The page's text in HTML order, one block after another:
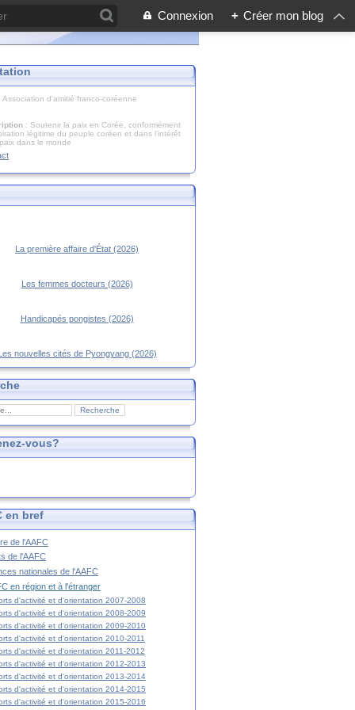
Connexion + Créer mon blog
Association d'amitié franco-coréenne
: Soutenir la paix en Corée, conformément
légitime du peuple coréen et dans l’intérêt
dans le monde
La première affaire d'État (2026)
Les femmes docteurs (2026)
Handicapés pongistes (2026)
nouvelles cités de Pyongyang (2026)
vous?
en bref
de l'AAFC
de l'AAFC
nationales de l'AAFC
en région et à l'étranger
d'activité et d'orientation 2007-2008
d'activité et d'orientation 2008-2009
d'activité et d'orientation 2009-2010
d'activité et d'orientation 2010-2011
d'activité et d'orientation 2011-2012
d'activité et d'orientation 2012-2013
d'activité et d'orientation 2013-2014
d'activité et d'orientation 2014-2015
d'activité et d'orientation 2015-2016